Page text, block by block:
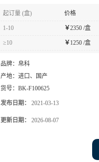
起订量 (盒) 价格
1-10 ￥2350 /盒
≥10 ￥1250 /盒
品牌： 帛科
产地： 进口、国产
货号： BK-F100625
发布日期： 2021-03-13
更新日期： 2026-08-07